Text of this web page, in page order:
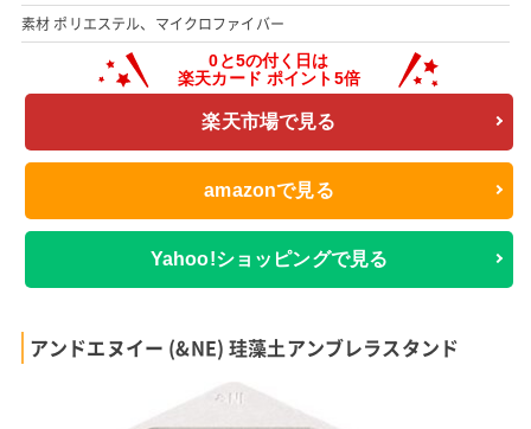
素材 ポリエステル、マイクロファイバー
楽天市場で見る
amazonで見る
Yahoo!ショッピングで見る
アンドエヌイー (&NE) 珪藻土アンブレラスタンド